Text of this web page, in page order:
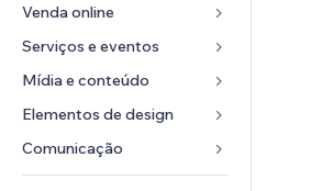
Anúncios
Mobile
Análises
Venda online
Apps para lojas
Frete e entrega
Botões de venda
Serviços e eventos
Hotéis
Eventos
Restaurantes
Imobiliária
Mídia e conteúdo
Galeria
Músicas
Podcasts
Elementos de design
Mapas e navegação
Privacidade e segurança
Formulários